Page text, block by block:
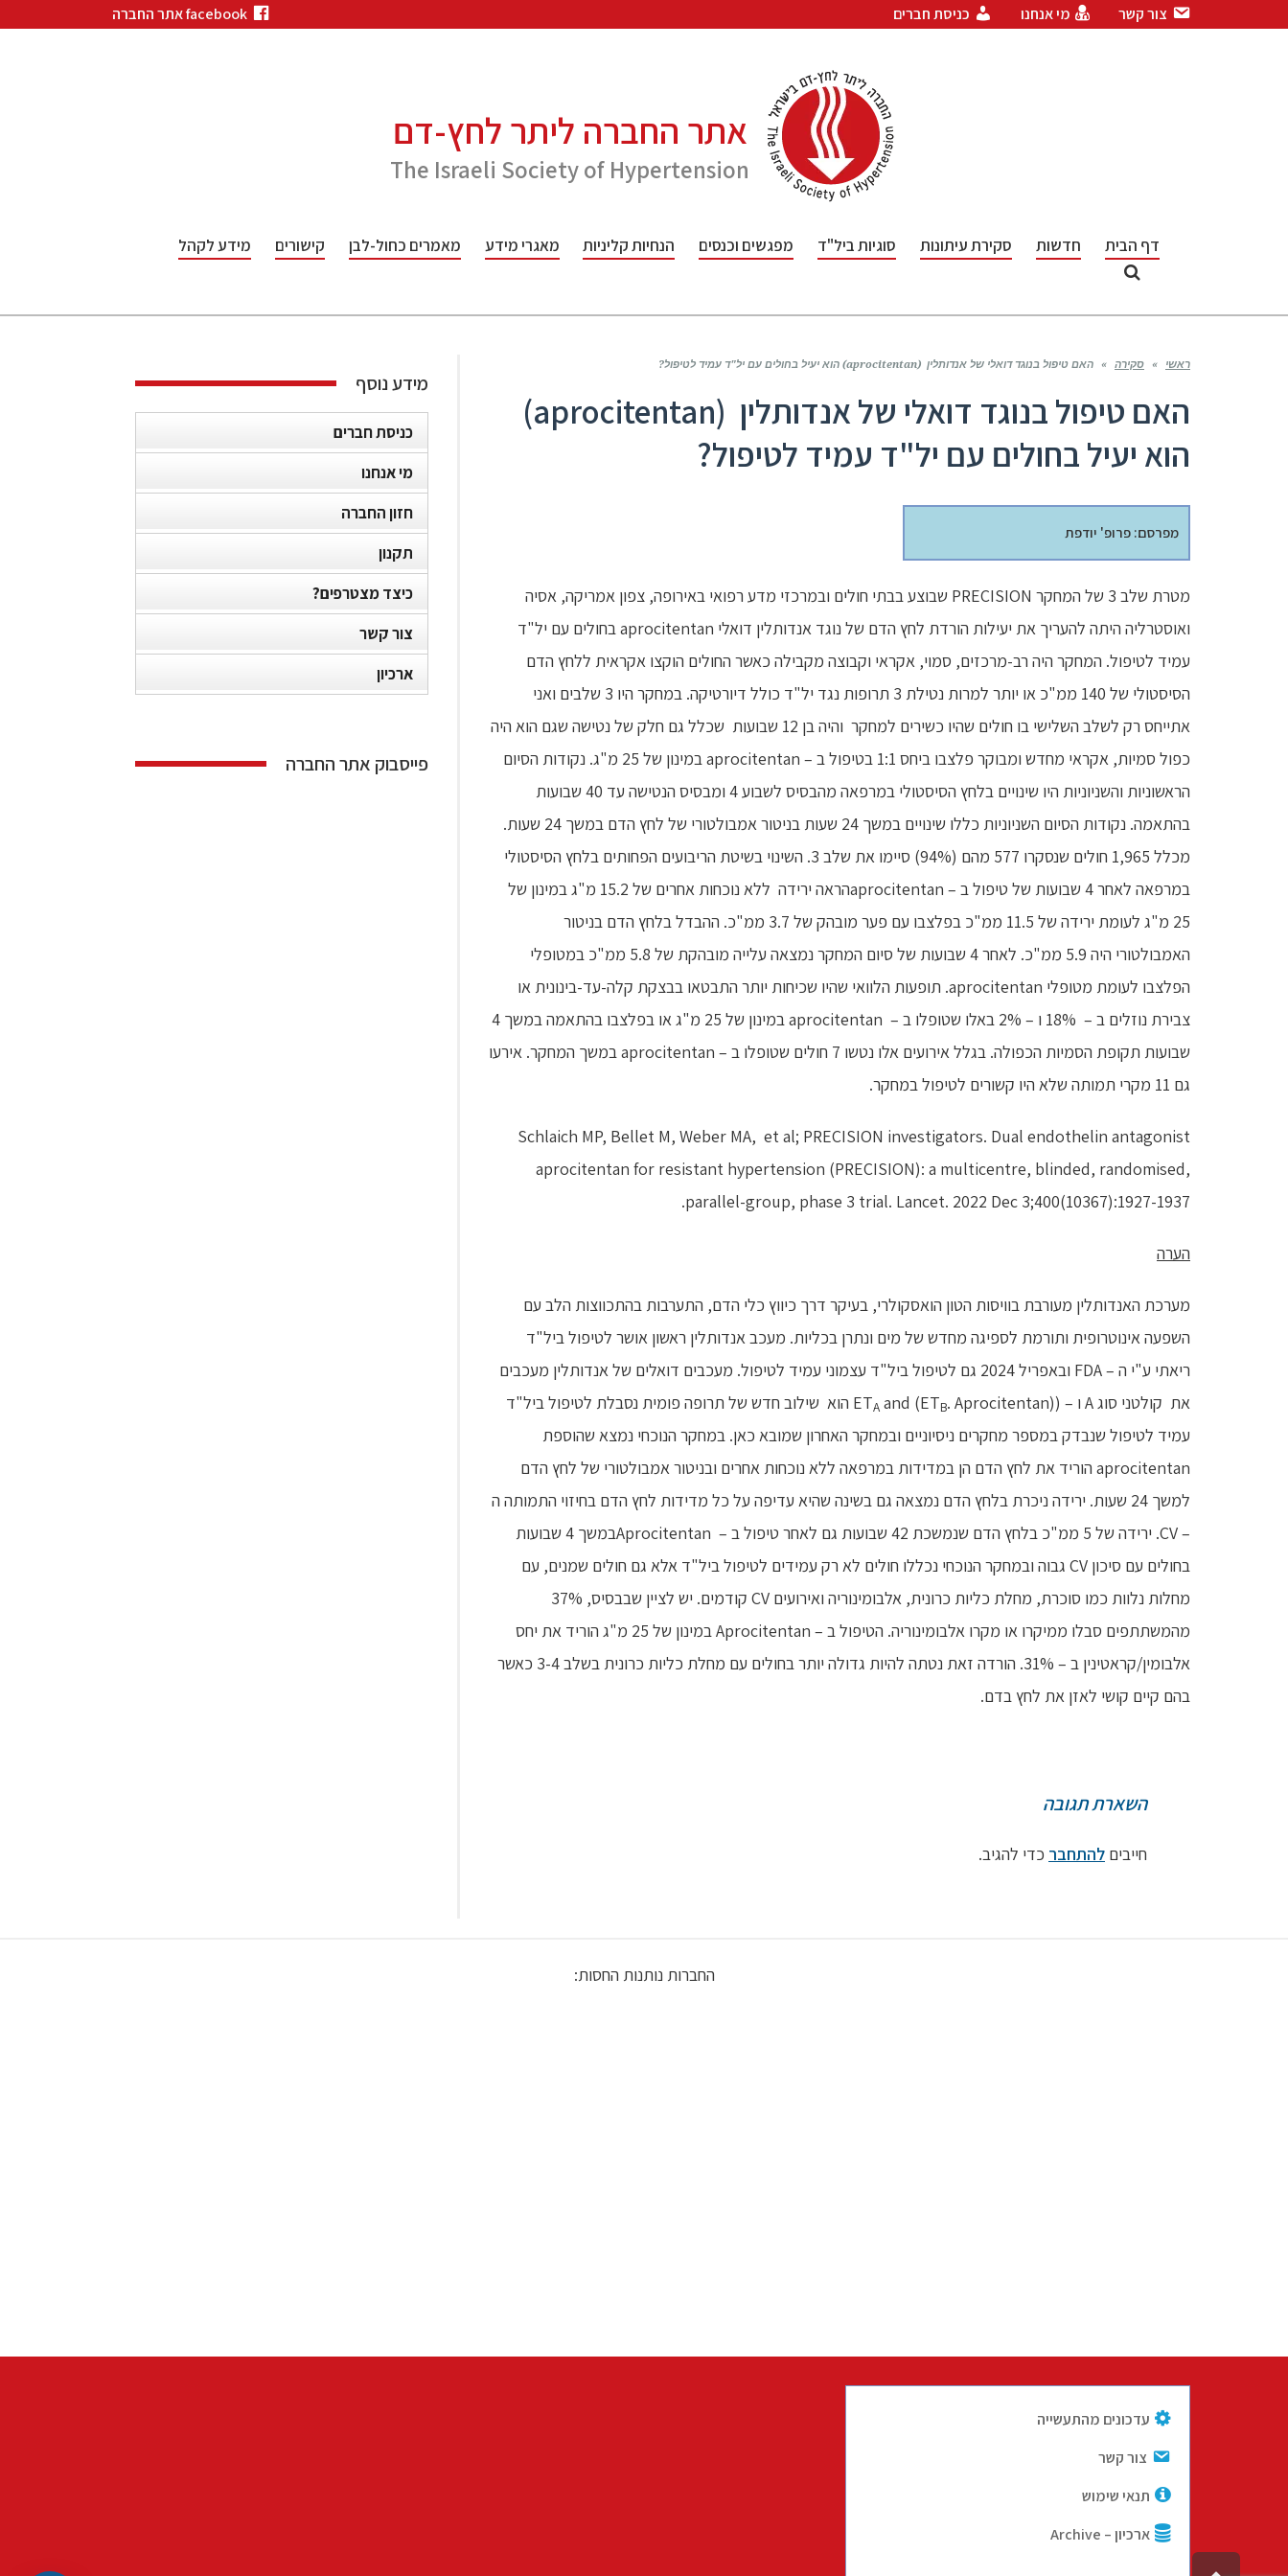
צור קשר מי אנחנו כניסת חברים facebook אתר החברה
אתר החברה ליתר לחץ-דם
The Israeli Society of Hypertension
דף הבית חדשות סקירת עיתונות סוגיות ביל"ד מפגשים וכנסים הנחיות קליניות מאגרי מידע מאמרים כחול-לבן קישורים מידע לקהל
ראשי » סקירה » האם טיפול בנוגד דואלי של אנדותלין (aprocitentan) הוא יעיל בחולים עם יל"ד עמיד לטיפול?
האם טיפול בנוגד דואלי של אנדותלין (aprocitentan)
הוא יעיל בחולים עם יל"ד עמיד לטיפול?
מפרסם: פרופ' יודפת
מטרת שלב 3 של המחקר PRECISION שבוצע בבתי חולים ובמרכזי מדע רפואי באירופה, צפון אמריקה, אסיה
ואוסטרליה היתה להעריך את יעילות הורדת לחץ הדם של נוגד אנדותלין דואלי aprocitentan בחולים עם יל"ד
עמיד לטיפול. המחקר היה רב-מרכזים, סמוי, אקראי וקבוצה מקבילה כאשר החולים הוקצו אקראית ללחץ הדם
הסיסטולי של 140 ממ"כ או יותר למרות נטילת 3 תרופות נגד יל"ד כולל דיורטיקה. במחקר היו 3 שלבים ואני
אתייחס רק לשלב השלישי בו חולים שהיו כשירים למחקר והיה בן 12 שבועות שכלל גם חלק של נטישה שגם הוא היה
כפול סמיות, אקראי מחדש ומבוקר פלצבו ביחס 1:1 בטיפול ב – aprocitentan במינון של 25 מ"ג. נקודות הסיום
הראשוניות והשניוניות היו שינויים בלחץ הסיסטולי במרפאה מהבסיס לשבוע 4 ומבסיס הנטישה עד 40 שבועות
בהתאמה. נקודות הסיום השניוניות כללו שינויים במשך 24 שעות בניטור אמבולטורי של לחץ הדם במשך 24 שעות.
מכלל 1,965 חולים שנסקרו 577 מהם (94%) סיימו את שלב 3. השינוי בשיטת הריבועים הפחותים בלחץ הסיסטולי
במרפאה לאחר 4 שבועות של טיפול ב – aprocitentanהראה ירידה ללא נוכחות אחרים של 15.2 מ"ג במינון של
25 מ"ג לעומת ירידה של 11.5 ממ"כ בפלצבו עם פער מובהק של 3.7 ממ"כ. ההבדל בלחץ הדם בניטור
האמבולטורי היה 5.9 ממ"כ. לאחר 4 שבועות של סיום המחקר נמצאה עלייה מובהקת של 5.8 ממ"כ במטופלי
הפלצבו לעומת מטופלי aprocitentan. תופעות הלוואי שהיו שכיחות יותר התבטאו בבצקת קלה-עד-בינונית או
צבירת נוזלים ב – 18% ו – 2% באלו שטופלו ב – aprocitentan במינון של 25 מ"ג או בפלצבו בהתאמה במשך 4
שבועות תקופת הסמיות הכפולה. בגלל אירועים אלו נטשו 7 חולים שטופלו ב – aprocitentan במשך המחקר. אירעו
גם 11 מקרי תמותה שלא היו קשורים לטיפול במחקר.
Schlaich MP, Bellet M, Weber MA, et al; PRECISION investigators. Dual endothelin antagonist
aprocitentan for resistant hypertension (PRECISION): a multicentre, blinded, randomised,
parallel-group, phase 3 trial. Lancet. 2022 Dec 3;400(10367):1927-1937.
הערה
מערכת האנדותלין מעורבת בוויסות הטון הואסקולרי, בעיקר דרך כיווץ כלי הדם, התערבות בהתכווצות הלב עם
השפעה אינוטרופית ותורמת לספיגה מחדש של מים ונתרן בכליות. מעכב אנדותלין ראשון אושר לטיפול ביל"ד
ריאתי ע"י ה – FDA ובאפריל 2024 גם לטיפול ביל"ד עצמוני עמיד לטיפול. מעכבים דואלים של אנדותלין מעכבים
את קולטני סוג A ו – ((ET
A and (ETB
. Aprocitentan הוא שילוב חדש של תרופה פומית נסבלת לטיפול ביל"ד
עמיד לטיפול שנבדק במספר מחקרים ניסיוניים ובמחקר האחרון שמובא כאן. במחקר הנוכחי נמצא שהוספת
aprocitentan הוריד את לחץ הדם הן במדידות במרפאה ללא נוכחות אחרים ובניטור אמבולטורי של לחץ הדם
למשך 24 שעות. ירידה ניכרת בלחץ הדם נמצאה גם בשינה שהיא עדיפה על כל מדידות לחץ הדם בחיזוי התמותה ה
– CV. ירידה של 5 ממ"כ בלחץ הדם שנמשכת 42 שבועות גם לאחר טיפול ב – Aprocitentanבמשך 4 שבועות
בחולים עם סיכון CV גבוה ובמחקר הנוכחי נכללו חולים לא רק עמידים לטיפול ביל"ד אלא גם חולים שמנים, עם
מחלות נלוות כמו סוכרת, מחלת כליות כרונית, אלבומינוריה ואירועים CV קודמים. יש לציין שבבסיס, 37%
מהמשתתפים סבלו ממיקרו או מקרו אלבומינוריה. הטיפול ב – Aprocitentan במינון של 25 מ"ג הוריד את יחס
אלבומין/קראטינין ב – 31%. הורדה זאת נטתה להיות גדולה יותר בחולים עם מחלת כליות כרונית בשלב 3-4 כאשר
בהם קיים קושי לאזן את לחץ בדם.
השארת תגובה
חייבים להתחבר כדי להגיב.
מידע נוסף
כניסת חברים
מי אנחנו
חזון החברה
תקנון
כיצד מצטרפים?
צור קשר
ארכיון
פייסבוק אתר החברה
החברות נותנות החסות:
עדכונים מהתעשייה
צור קשר
תנאי שימוש
ארכיון – Archive